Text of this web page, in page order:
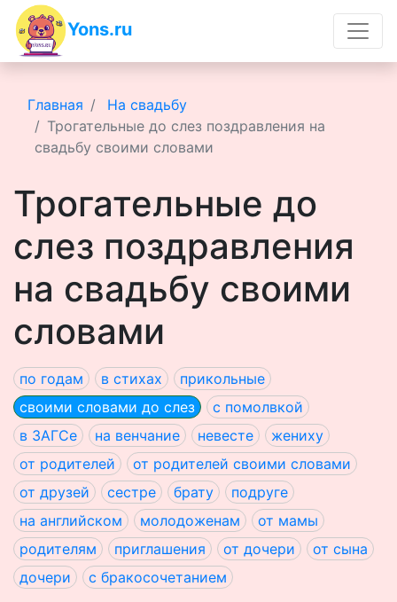
Yons.ru
Главная
На свадьбу
Трогательные до слез поздравления на
свадьбу своими словами
Трогательные до
слез поздравления
на свадьбу своими
словами
по годам в стихах
прикольные
своими словами до слез
с помолвкой
в ЗАГСе
на венчание невесте
жениху
от родителей
от родителей своими словами
от друзей
сестре брату
подруге
на английском
молодоженам
от мамы
родителям
приглашения от дочери
от сына
дочери
с бракосочетанием